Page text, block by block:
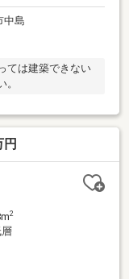
中島
ては建築できない
2